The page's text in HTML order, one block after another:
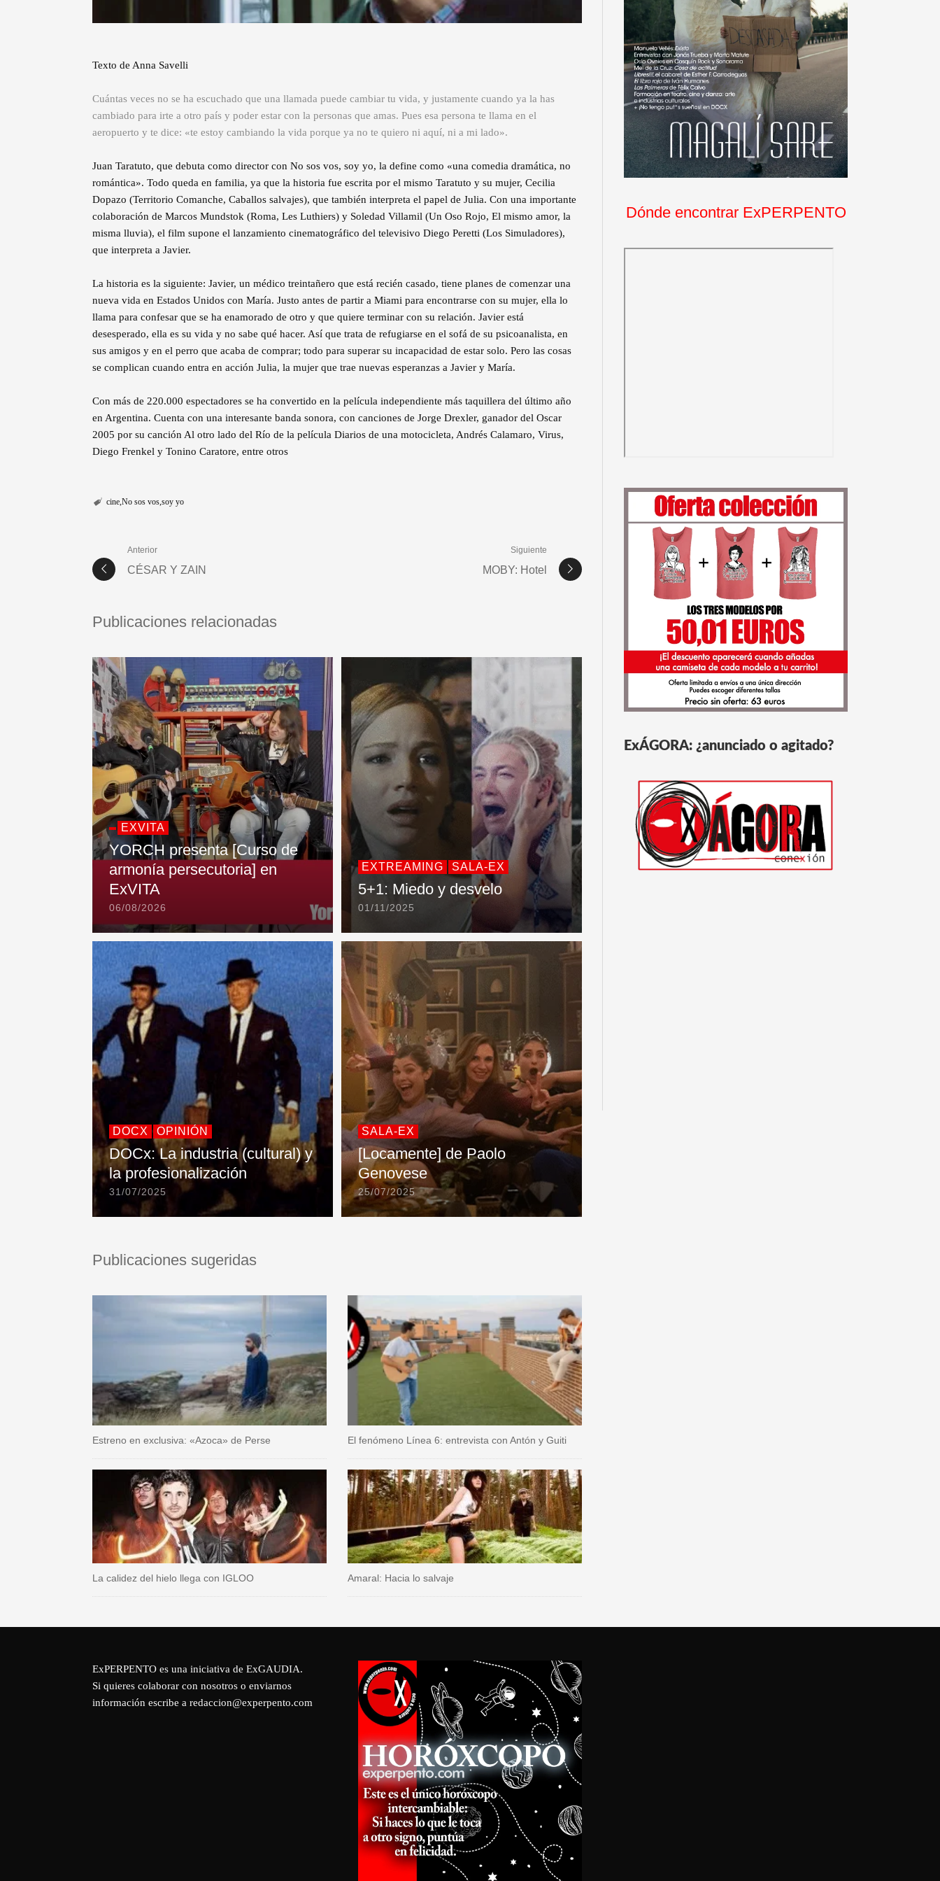
Texto de Anna Savelli
Cuántas veces no se ha escuchado que una llamada puede cambiar tu vida, y justamente cuando ya la has
cambiado para irte a otro país y poder estar con la personas que amas. Pues esa persona te llama en el
aeropuerto y te dice: «te estoy cambiando la vida porque ya no te quiero ni aquí, ni a mi lado».
Juan Taratuto, que debuta como director con No sos vos, soy yo, la define como «una comedia dramática, no
romántica». Todo queda en familia, ya que la historia fue escrita por el mismo Taratuto y su mujer, Cecilia
Dopazo (Territorio Comanche, Caballos salvajes), que también interpreta el papel de Julia. Con una importante
colaboración de Marcos Mundstok (Roma, Les Luthiers) y Soledad Villamil (Un Oso Rojo, El mismo amor, la
misma lluvia), el film supone el lanzamiento cinematográfico del televisivo Diego Peretti (Los Simuladores),
que interpreta a Javier.
La historia es la siguiente: Javier, un médico treintañero que está recién casado, tiene planes de comenzar una
nueva vida en Estados Unidos con María. Justo antes de partir a Miami para encontrarse con su mujer, ella lo
llama para confesar que se ha enamorado de otro y que quiere terminar con su relación. Javier está
desesperado, ella es su vida y no sabe qué hacer. Así que trata de refugiarse en el sofá de su psicoanalista, en
sus amigos y en el perro que acaba de comprar; todo para superar su incapacidad de estar solo. Pero las cosas
se complican cuando entra en acción Julia, la mujer que trae nuevas esperanzas a Javier y María.
Con más de 220.000 espectadores se ha convertido en la película independiente más taquillera del último año
en Argentina. Cuenta con una interesante banda sonora, con canciones de Jorge Drexler, ganador del Oscar
2005 por su canción Al otro lado del Río de la película Diarios de una motocicleta, Andrés Calamaro, Virus,
Diego Frenkel y Tonino Caratore, entre otros
cine No sos vos soy yo
Anterior
CÉSAR Y ZAIN
Siguiente
MOBY: Hotel
Publicaciones relacionadas
EXVITA
YORCH presenta [Curso de
armonía persecutoria] en
ExVITA
06/08/2026
EXTREAMING SALA-EX
5+1: Miedo y desvelo
01/11/2025
DOCX OPINIÓN
DOCx: La industria (cultural) y
la profesionalización
31/07/2025
SALA-EX
[Locamente] de Paolo
Genovese
25/07/2025
Publicaciones sugeridas
Estreno en exclusiva: «Azoca» de Perse El fenómeno Línea 6: entrevista con Antón y Guiti
La calidez del hielo llega con IGLOO Amaral: Hacia lo salvaje
Dónde encontrar ExPERPENTO
ExÁGORA: ¿anunciado o agitado?
ExPERPENTO es una iniciativa de ExGAUDIA.
Si quieres colaborar con nosotros o enviarnos
información escribe a redaccion@experpento.com